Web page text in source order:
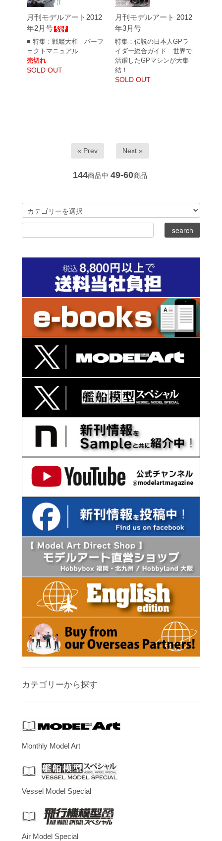
月刊モデルアート2012
年2月号
■ 特集：戦艦大和 パーフ
ェクトマニュアル
売切れ
SOLD OUT
月刊モデルアート 2012
年3月号
特集：伝説の日本人GPラ
イダー総合ガイド 世界で
活躍したGPマシンが大集
結！
SOLD OUT
« Prev Next »
144商品中 49-60商品
カテゴリーから探す
Monthly Model Art
Vessel Model Special
Air Model Special